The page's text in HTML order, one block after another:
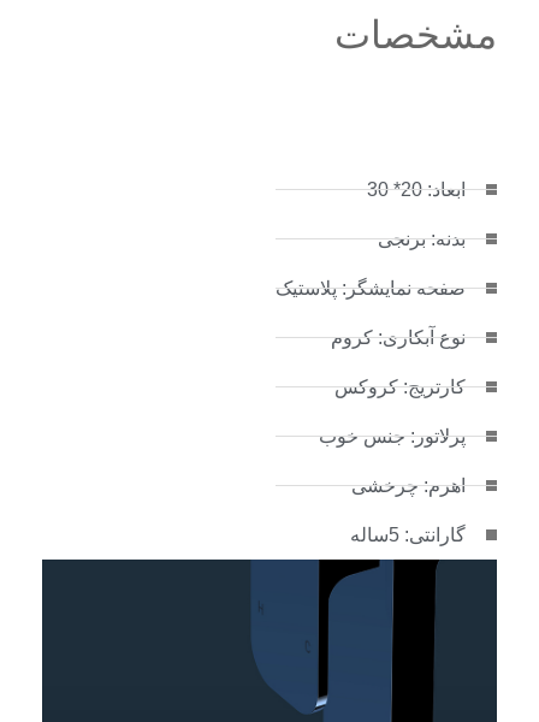
مشخصات
ابعاد: 20* 30
بدنه: برنجی
صفحه نمایشگر: پلاستیک
نوع آبکاری: کروم
کارتریج: کروکس
پرلاتور: جنس خوب
اهرم: چرخشی
گارانتی: 5ساله